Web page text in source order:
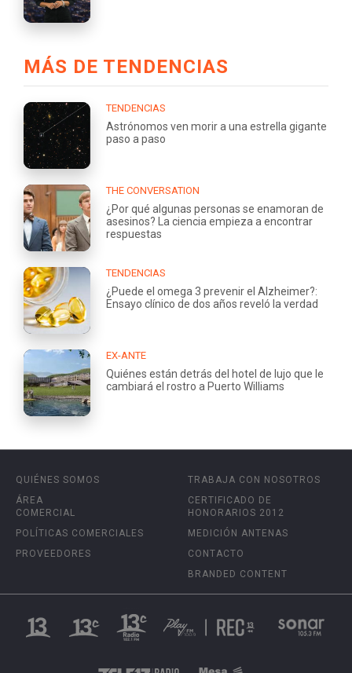
MÁS DE TENDENCIAS
TENDENCIAS
Astrónomos ven morir a una estrella gigante
paso a paso
THE CONVERSATION
¿Por qué algunas personas se enamoran de
asesinos? La ciencia empieza a encontrar
respuestas
TENDENCIAS
¿Puede el omega 3 prevenir el Alzheimer?:
Ensayo clínico de dos años reveló la verdad
EX-ANTE
Quiénes están detrás del hotel de lujo que le
cambiará el rostro a Puerto Williams
QUIÉNES SOMOS
ÁREA
COMERCIAL
POLÍTICAS COMERCIALES
PROVEEDORES
TRABAJA CON NOSOTROS
CERTIFICADO DE
HONORARIOS 2012
MEDICIÓN ANTENAS
CONTACTO
BRANDED CONTENT